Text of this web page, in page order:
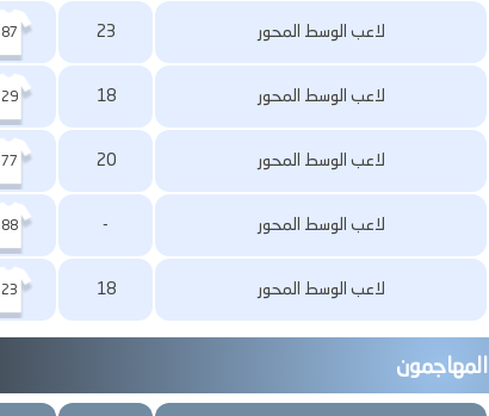
لاعب الوسط المحور 23
87
لاعب الوسط المحور 18
29
لاعب الوسط المحور 20
77
لاعب الوسط المحور -
88
لاعب الوسط المحور 18
23
المهاجمون